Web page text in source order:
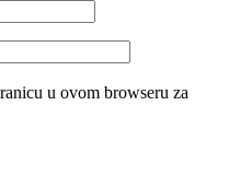
u ovom browseru za